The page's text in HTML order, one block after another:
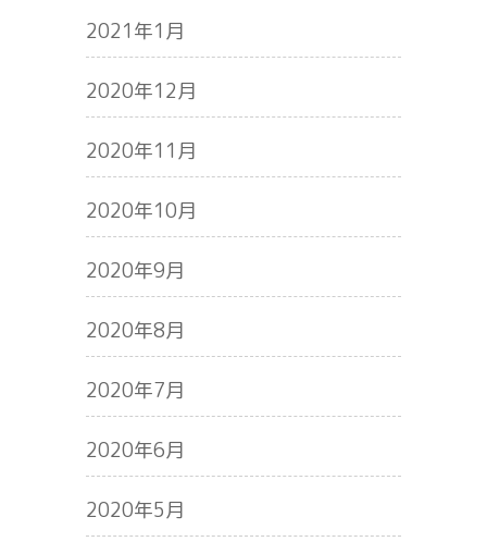
2021年1月
2020年12月
2020年11月
2020年10月
2020年9月
2020年8月
2020年7月
2020年6月
2020年5月